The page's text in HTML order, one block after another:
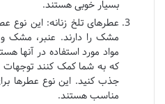
بسیار خوبی هستند.
عطرهای تلخ زنانه: این نوع
مشک را دارند. عنبر، مشک و
مواد مورد استفاده در آنها
که به شما کمک کنند
جذب کنید. این نوع عطرها
مناسب هستند.